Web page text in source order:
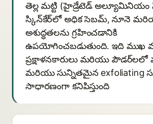
తెల్ల మట్టి (హైడ్రేటెడ్ అల్యూమినియం
స్కిన్‌కేర్‌లో అధిక సెబమ్, నూనె
అశుద్ధతలను గ్రహించడానికి
ఉపయోగించబడుతుంది. ఇది ముఖ
ప్రక్షాళనకారులు మరియు
మరియు సున్నితమైన exfoliating
సాధారణంగా కనిపిస్తుంది